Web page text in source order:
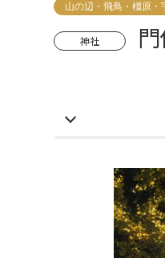
山の辺・飛鳥・橿原・
神社